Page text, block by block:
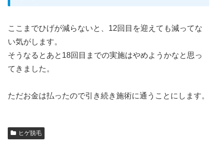
ここまでひげが減らないと、12回目を迎えても減ってな
い気がします。
そうなるとあと18回目までの実施はやめようかなと思っ
てきました。
ただお金は払ったので引き続き施術に通うことにします。
ヒゲ脱毛